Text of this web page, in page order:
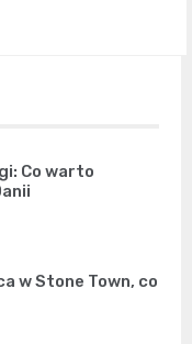
Co warto
w Stone Town, co